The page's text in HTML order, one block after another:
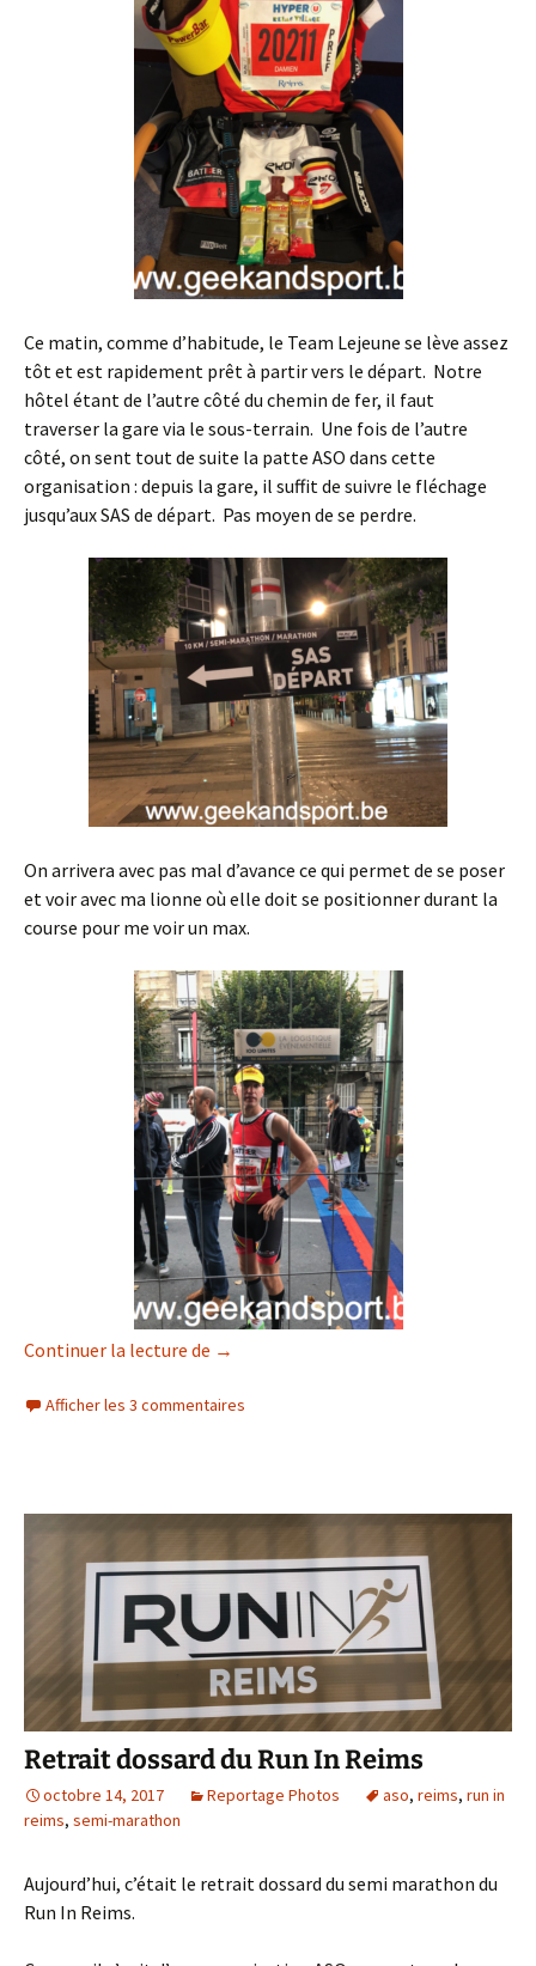
Ce matin, comme d’habitude, le Team Lejeune se lève assez
tôt et est rapidement prêt à partir vers le départ. Notre
hôtel étant de l’autre côté du chemin de fer, il faut
traverser la gare via le sous-terrain. Une fois de l’autre
côté, on sent tout de suite la patte ASO dans cette
organisation : depuis la gare, il suffit de suivre le fléchage
jusqu’aux SAS de départ. Pas moyen de se perdre.
On arrivera avec pas mal d’avance ce qui permet de se poser
et voir avec ma lionne où elle doit se positionner durant la
course pour me voir un max.
Continuer la lecture de Semi marathon du Run In Reims 2017
→
Afficher les 3 commentaires
Retrait dossard du Run In Reims
octobre 14, 2017 Reportage Photos aso, reims, run in
reims, semi-marathon
Aujourd’hui, c’était le retrait dossard du semi marathon du
Run In Reims.